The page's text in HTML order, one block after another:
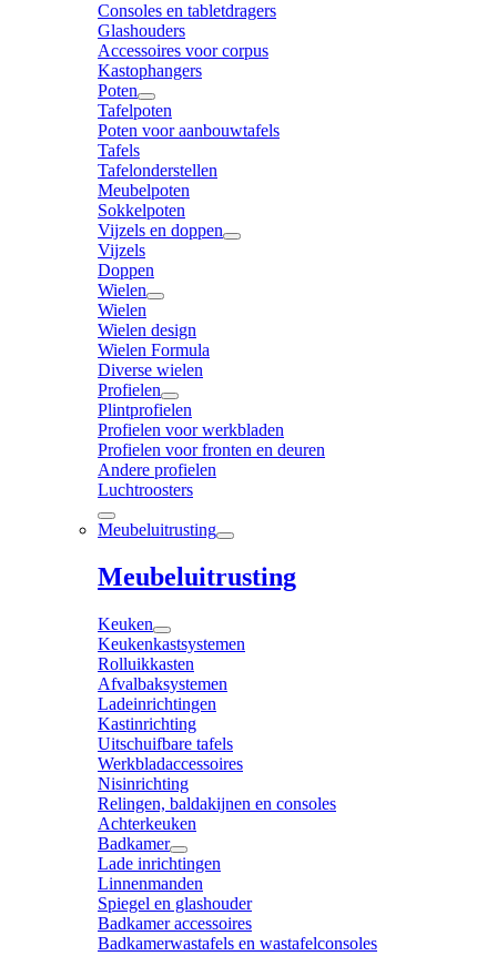
Consoles en tabletdragers
Glashouders
Accessoires voor corpus
Kastophangers
Poten
Tafelpoten
Poten voor aanbouwtafels
Tafels
Tafelonderstellen
Meubelpoten
Sokkelpoten
Vijzels en doppen
Vijzels
Doppen
Wielen
Wielen
Wielen design
Wielen Formula
Diverse wielen
Profielen
Plintprofielen
Profielen voor werkbladen
Profielen voor fronten en deuren
Andere profielen
Luchtroosters
Meubeluitrusting
Meubeluitrusting
Keuken
Keukenkastsystemen
Rolluikkasten
Afvalbaksystemen
Ladeinrichtingen
Kastinrichting
Uitschuifbare tafels
Werkbladaccessoires
Nisinrichting
Relingen, baldakijnen en consoles
Achterkeuken
Badkamer
Lade inrichtingen
Linnenmanden
Spiegel en glashouder
Badkamer accessoires
Badkamerwastafels en wastafelconsoles